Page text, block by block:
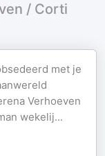
/ Corti
met je
Verhoeven
wekelij...